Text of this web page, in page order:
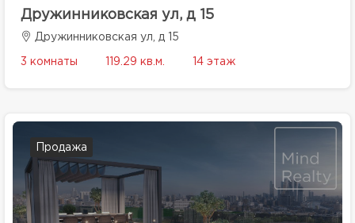
Дружинниковская ул, д 15
Дружинниковская ул, д 15
3 комнаты 119.29 кв.м. 14 этаж
Продажа